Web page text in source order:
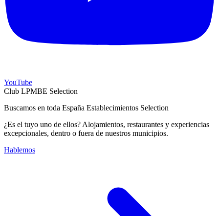
YouTube
Club LPMBE Selection
Buscamos en toda España Establecimientos Selection
¿Es el tuyo uno de ellos? Alojamientos, restaurantes y experiencias
excepcionales, dentro o fuera de nuestros municipios.
Hablemos